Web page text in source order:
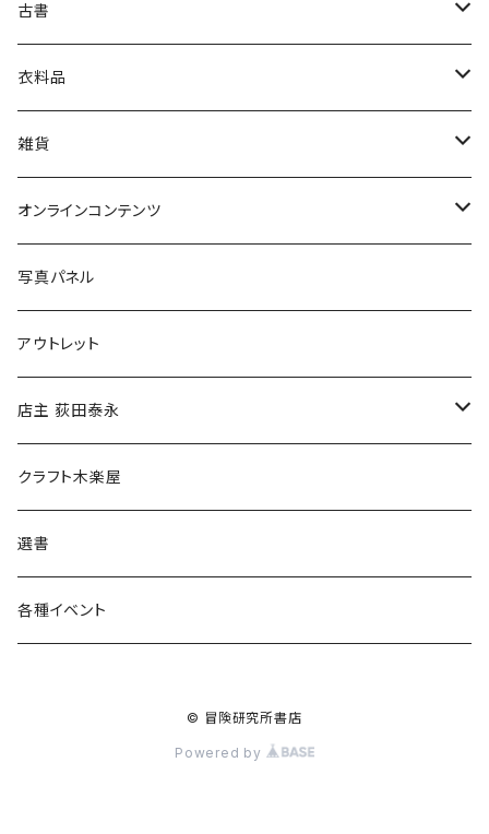
絵本・児童書
娯楽・エンターテインメント
古書
古書セット
美術
衣料品
POLEWARDS
Tシャツ
雑貨
バッグ
ブックカバー
マグカップ
傘
食料品
その他
オンラインコンテンツ
冒険クロストーク
写真パネル
アウトレット
店主 荻田泰永
書籍
ウェア
クラフト木楽屋
選書
各種イベント
© 冒険研究所書店
Powered by